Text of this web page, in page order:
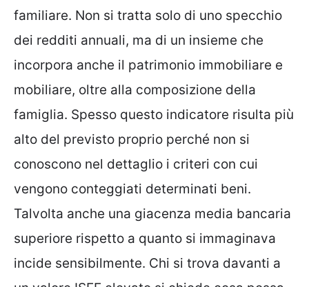
familiare. Non si tratta solo di uno specchio
dei redditi annuali, ma di un insieme che
incorpora anche il patrimonio immobiliare e
mobiliare, oltre alla composizione della
famiglia. Spesso questo indicatore risulta più
alto del previsto proprio perché non si
conoscono nel dettaglio i criteri con cui
vengono conteggiati determinati beni.
Talvolta anche una giacenza media bancaria
superiore rispetto a quanto si immaginava
incide sensibilmente. Chi si trova davanti a